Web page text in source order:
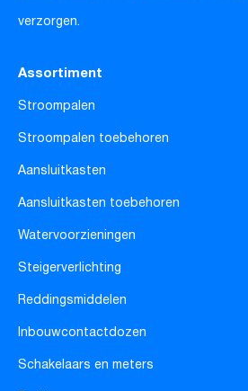
verzorgen.
Assortiment
Stroompalen
Stroompalen toebehoren
Aansluitkasten
Aansluitkasten toebehoren
Watervoorzieningen
Steigerverlichting
Reddingsmiddelen
Inbouwcontactdozen
Schakelaars en meters